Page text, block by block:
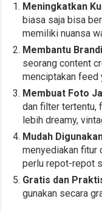
Meningkatkan
biasa saja bisa
memiliki nuansa
Membantu
seorang content
menciptakan feed
Membuat Foto
dan filter tertentu,
lebih dreamy,
Mudah
menyediakan fitur
perlu repot-repot
Gratis dan
gunakan secara